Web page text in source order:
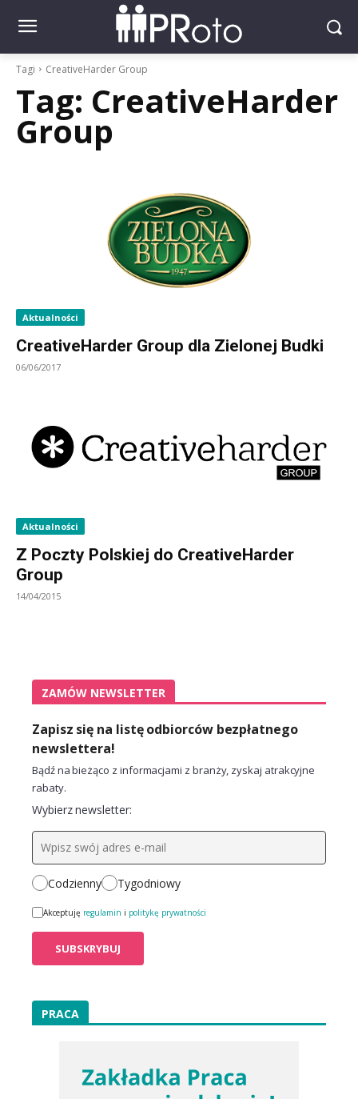
Tagi CreativeHarder Group
Tag: CreativeHarder
Group
Aktualności
CreativeHarder Group dla Zielonej Budki
06/06/2017
Aktualności
Z Poczty Polskiej do CreativeHarder
Group
14/04/2015
ZAMÓW NEWSLETTER
Zapisz się na listę odbiorców bezpłatnego
newslettera!
Bądź na bieżąco z informacjami z branży, zyskaj atrakcyjne
rabaty.
Wybierz newsletter:
Codzienny Tygodniowy
Akceptuję regulamin i politykę prywatności
PRACA